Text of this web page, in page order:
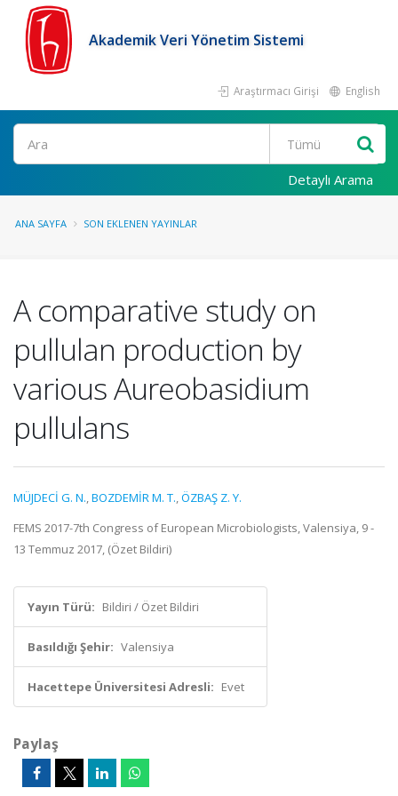
Akademik Veri Yönetim Sistemi
Araştırmacı Girişi English
Ara
Detaylı Arama
ANA SAYFA SON EKLENEN YAYINLAR
A comparative study on
pullulan production by
various Aureobasidium
pullulans
MÜJDECİ G. N.,BOZDEMİR M. T.,ÖZBAŞ Z. Y.
FEMS 2017-7th Congress of European Microbiologists, Valensiya, 9 -
13 Temmuz 2017, (Özet Bildiri)
Yayın Türü: Bildiri / Özet Bildiri
Basıldığı Şehir: Valensiya
Hacettepe Üniversitesi Adresli: Evet
Paylaş